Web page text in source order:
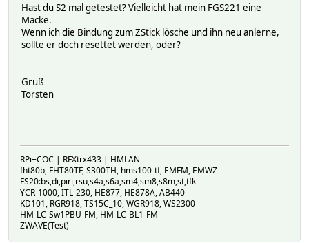
Hast du S2 mal getestet? Vielleicht hat mein FGS221 eine
Macke.
Wenn ich die Bindung zum ZStick lösche und ihn neu anlerne,
sollte er doch resettet werden, oder?
Gruß
Torsten
RPi+COC | RFXtrx433 | HMLAN
fht80b, FHT80TF, S300TH, hms100-tf, EMFM, EMWZ
FS20:bs,di,piri,rsu,s4a,s6a,sm4,sm8,s8m,st,tfk
YCR-1000, ITL-230, HE877, HE878A, AB440
KD101, RGR918, TS15C_10, WGR918, WS2300
HM-LC-Sw1PBU-FM, HM-LC-BL1-FM
ZWAVE(Test)